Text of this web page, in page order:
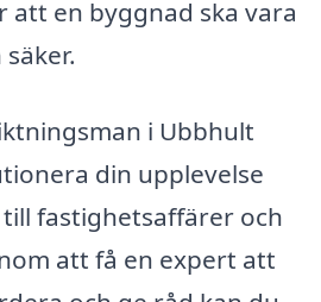
att en byggnad ska vara
i Ubbhult
din upplevelse
fastighetsaffärer och
att få en expert att